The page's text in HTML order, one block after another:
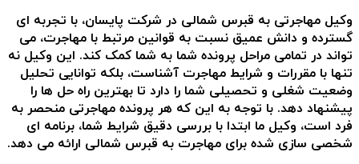
وکیل مهاجرتی به قبرس شمالی در شرکت پایسان، با تجربه ای
گسترده و دانش عمیق نسبت به قوانین مرتبط با مهاجرت، می
تواند در تمامی مراحل پرونده شما به شما کمک کند. این وکیل نه
تنها با مقررات و شرایط مهاجرت آشناست، بلکه توانایی تحلیل
وضعیت شغلی و تحصیلی شما را دارد تا بهترین راه حل ها را
پیشنهاد دهد. با توجه به این که هر پرونده مهاجرتی منحصر به
فرد است، وکیل ما ابتدا با بررسی دقیق شرایط شما، برنامه ای
شخصی سازی شده برای مهاجرت به قبرس شمالی ارائه می دهد.